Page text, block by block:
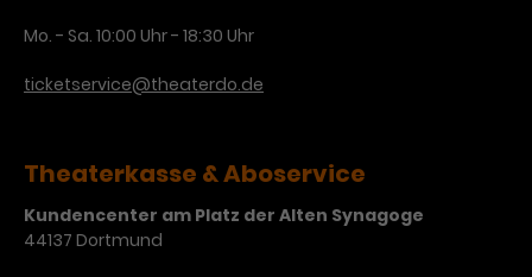
Mo. - Sa. 10:00 Uhr - 18:30 Uhr
ticketservice@theaterdo.de
Theaterkasse & Aboservice
Kundencenter am Platz der Alten Synagoge
44137 Dortmund